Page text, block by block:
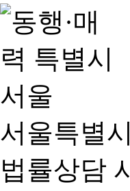
서울특별
법률상담